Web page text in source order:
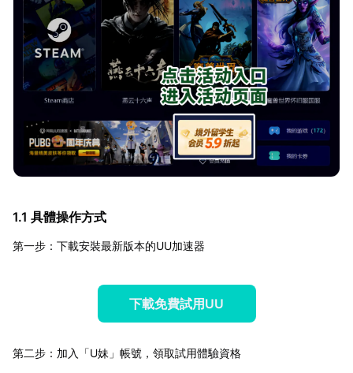
1.1 具體操作方式
第一步：下載安裝最新版本的UU加速器
下載免費試用UU
第二步：加入「U妹」帳號，領取試用體驗資格